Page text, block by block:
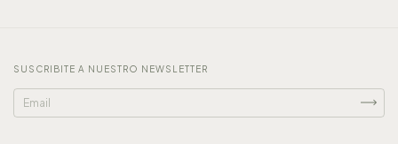
SUSCRIBITE A NUESTRO NEWSLETTER